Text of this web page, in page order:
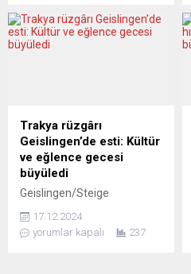
Muhafazakâr aday,
İslamcıların ülkeye sızması,
basının eleştirilerine hedef
oldu. LE MONDE (Fransa)
ÖLÜMCÜL SAĞA KAYMA Le
Mode, Valérie Pécresse’in,...
Trakya rüzgârı
Geislingen’de esti: Kültür
ve eğlence gecesi
büyüledi
Geislingen/Steige
Trakyalılar Buluşuyor
Derneği, düzenlediği Kültür
ve Eğlence Gecesi ile
17.12.2024
yorumlar kapalı
237